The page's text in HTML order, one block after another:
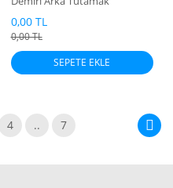
0,00 TL
0,00 TL
SEPETE EKLE
4 .. 7